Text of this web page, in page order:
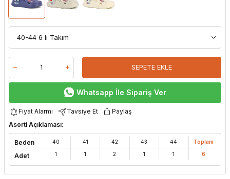
SEPETE EKLE
Whatsapp İle Sipariş Ver
Fiyat Alarmı Tavsiye Et
Paylaş
Asorti Açıklaması:
Beden
Adet
40
1
41
1
42
2
43
1
44
1
Toplam
6